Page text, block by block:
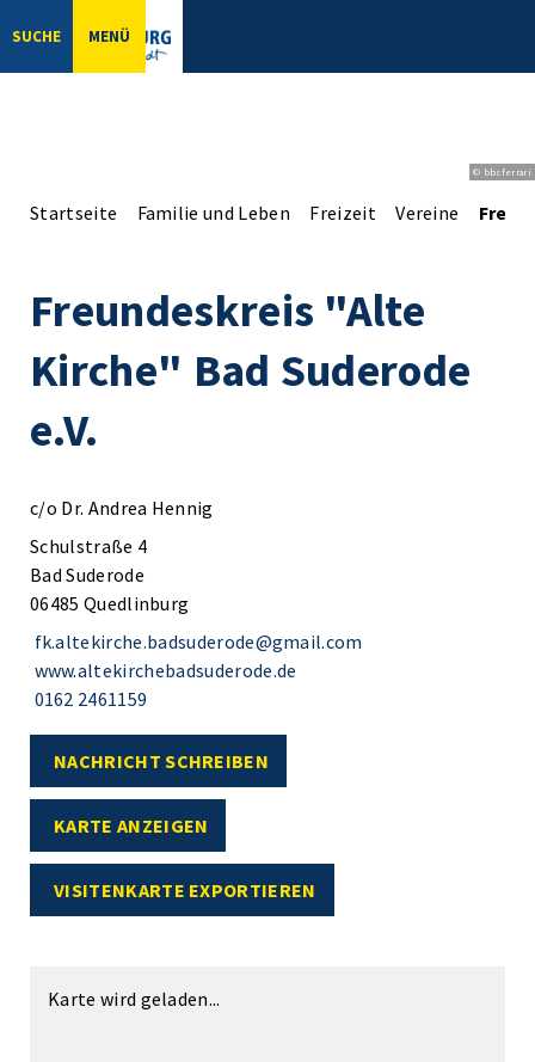
SUCHE MENÜ
© bbsferrari
Startseite Familie und Leben Freizeit Vereine
Freundeskreis "Alte
Kirche" Bad Suderode
e.V.
c/o Dr. Andrea Hennig
Schulstraße 4
Bad Suderode
06485 Quedlinburg
fk.altekirche.badsuderode@gmail.com
www.altekirchebadsuderode.de
0162 2461159
NACHRICHT SCHREIBEN
KARTE ANZEIGEN
VISITENKARTE EXPORTIEREN
Karte wird geladen...